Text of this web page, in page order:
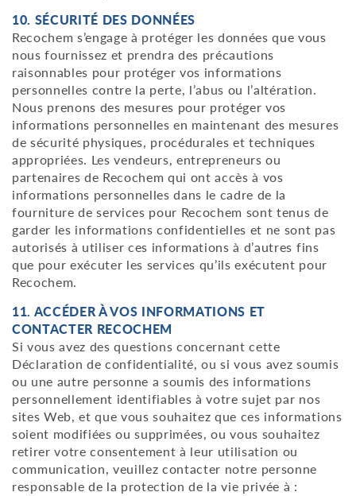
10. SÉCURITÉ DES DONNÉES
Recochem s’engage à protéger les données que vous
nous fournissez et prendra des précautions
raisonnables pour protéger vos informations
personnelles contre la perte, l’abus ou l’altération.
Nous prenons des mesures pour protéger vos
informations personnelles en maintenant des mesures
de sécurité physiques, procédurales et techniques
appropriées. Les vendeurs, entrepreneurs ou
partenaires de Recochem qui ont accès à vos
informations personnelles dans le cadre de la
fourniture de services pour Recochem sont tenus de
garder les informations confidentielles et ne sont pas
autorisés à utiliser ces informations à d’autres fins
que pour exécuter les services qu’ils exécutent pour
Recochem.
11. ACCÉDER À VOS INFORMATIONS ET
CONTACTER RECOCHEM
Si vous avez des questions concernant cette
Déclaration de confidentialité, ou si vous avez soumis
ou une autre personne a soumis des informations
personnellement identifiables à votre sujet par nos
sites Web, et que vous souhaitez que ces informations
soient modifiées ou supprimées, ou vous souhaitez
retirer votre consentement à leur utilisation ou
communication, veuillez contacter notre personne
responsable de la protection de la vie privée à :